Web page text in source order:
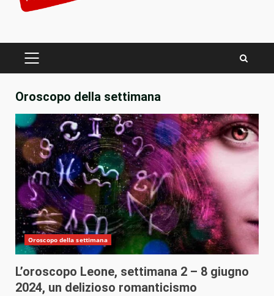
PRIMARY
Oroscopo della settimana
Oroscopo della settimana
L’oroscopo Leone, settimana 2 – 8 giugno
2024, un delizioso romanticismo